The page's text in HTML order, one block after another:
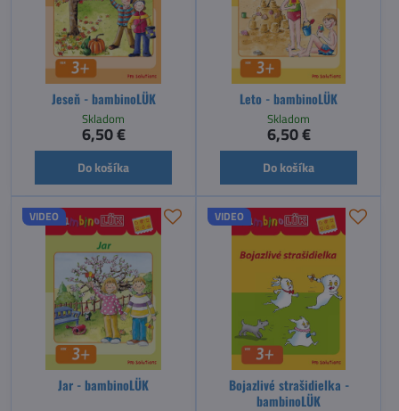
Jeseň - bambinoLÜK
Skladom
6,50 €
Do košíka
Leto - bambinoLÜK
Skladom
6,50 €
Do košíka
VIDEO
Jar - bambinoLÜK
VIDEO
Bojazlivé strašidielka -
bambinoLÜK